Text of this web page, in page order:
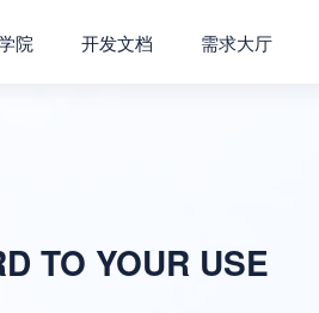
院 开发文档 需求大厅
TO YOUR USE